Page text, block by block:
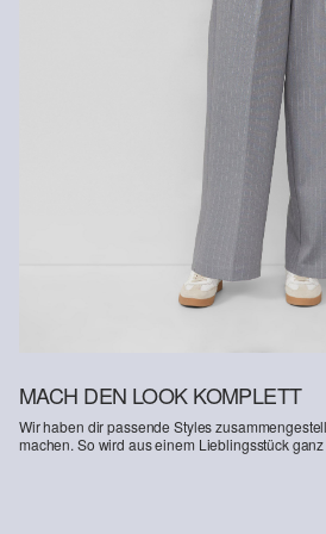
Erhalt der Ware an uns zurückschicken.
Kunden haben nach Erhalt der Ware 30
Weitere Informationen sind unserer „
Deine Retoure kannst du online
MACH DEN LOOK KOMPLETT
Wir haben dir passende Styles
machen. So wird aus einem Lieblingsstück